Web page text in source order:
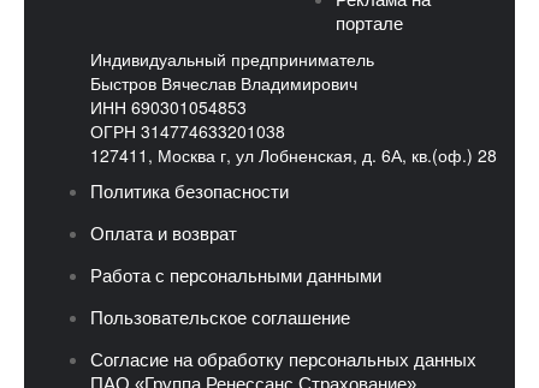
портале
Индивидуальный предприниматель
Быстров Вячеслав Владимирович
ИНН 690301054853
ОГРН 314774633201038
127411, Москва г, ул Лобненская, д. 6А, кв.(оф.) 28
Политика безопасности
Оплата и возврат
Работа с персональными данными
Пользовательское соглашение
Согласие на обработку персональных данных
ПАО «Группа Ренессанс Страхование»